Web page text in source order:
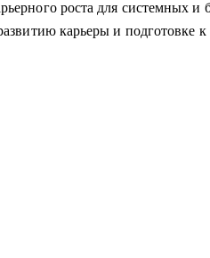
роста для системных и
карьеры и подготовке к